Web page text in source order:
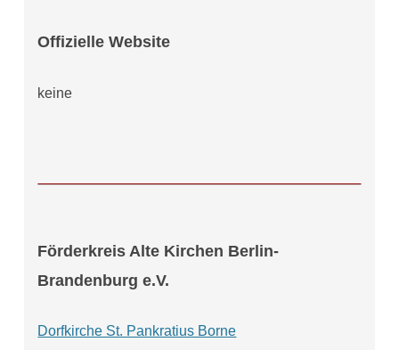
Offizielle Website
keine
Förderkreis Alte Kirchen Berlin-
Brandenburg e.V.
Dorfkirche St. Pankratius Borne